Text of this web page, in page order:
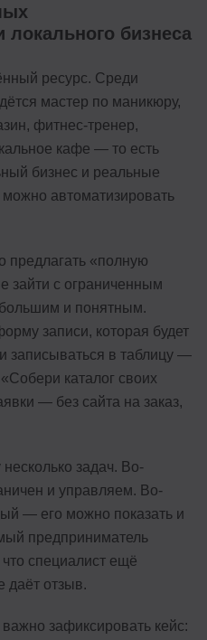
бизнеса
ресурс. Среди
мастер по маникюру,
фитнес-тренер,
кафе — то есть
бизнес и реальные
автоматизировать
предлагать «полную
зайти с ограниченным
и понятным.
записи, которая будет
записываться в таблицу —
каталог своих
— без сайта на заказ,
задач. Во-
и управляем. Во-
— его можно показать и
предприниматель
что специалист ещё
даёт отзыв.
зафиксировать кейс: